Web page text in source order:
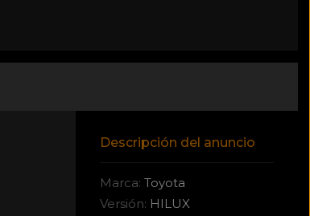
Descripción del anuncio
Marca: Toyota
Versión: HILUX